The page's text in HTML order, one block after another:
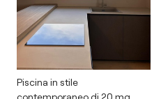
Piscina in stile
contemporaneo di 20 mq